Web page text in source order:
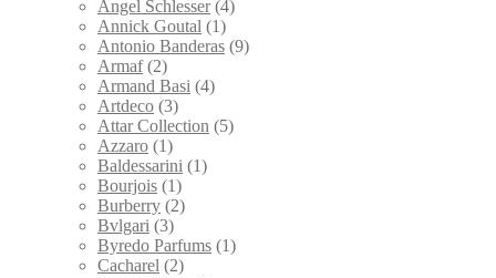
Angel Schlesser (4)
Annick Goutal (1)
Antonio Banderas (9)
Armaf (2)
Armand Basi (4)
Artdeco (3)
Attar Collection (5)
Azzaro (1)
Baldessarini (1)
Bourjois (1)
Burberry (2)
Bvlgari (3)
Byredo Parfums (1)
Cacharel (2)